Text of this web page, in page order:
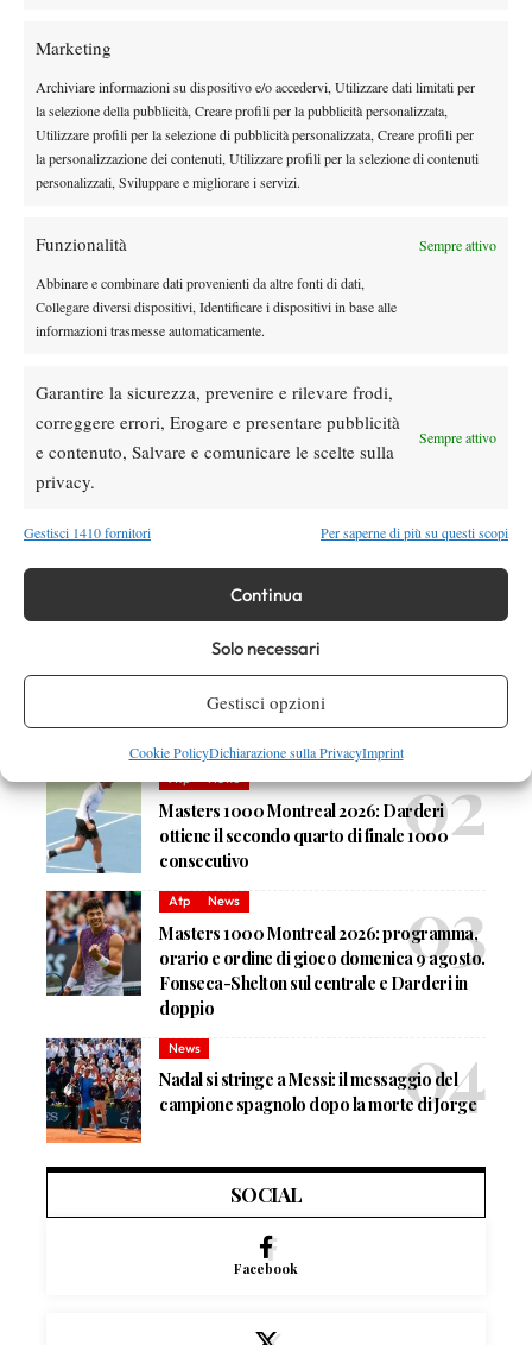
Marketing
Archiviare informazioni su dispositivo e/o accedervi, Utilizzare dati limitati per
la selezione della pubblicità, Creare profili per la pubblicità personalizzata,
Utilizzare profili per la selezione di pubblicità personalizzata, Creare profili per
la personalizzazione dei contenuti, Utilizzare profili per la selezione di contenuti
personalizzati, Sviluppare e migliorare i servizi.
Funzionalità Sempre attivo
Abbinare e combinare dati provenienti da altre fonti di dati,
Collegare diversi dispositivi, Identificare i dispositivi in base alle
informazioni trasmesse automaticamente.
Garantire la sicurezza, prevenire e rilevare frodi,
correggere errori, Erogare e presentare pubblicità
e contenuto, Salvare e comunicare le scelte sulla
privacy.
Sempre attivo
Gestisci 1410 fornitori Per saperne di più su questi scopi
Continua
Solo necessari
Gestisci opzioni
Cookie PolicyDichiarazione sulla PrivacyImprint
Sporting Club di Grugliasco (Torino), arrivando ai quarti di finale
Brando è stato uno dei primi in Italia ad affacciarsi alla
disciplina, molto popolare in alcuni Paesi e in crescita anche nel
nostro a partire dal 2022. “Ci stiamo spendendo in molti – spiega
– per fare in modo che sempre più persone con amputazioni, ma
In Italia i tornei sono ancora pochi, ma il numero di giocatori è in
aumento. L’obiettivo è creare un vero e proprio circuito di Para
Standing tennis, in attesa del riconoscimento internazionale da
parte dell’ITF”.
TAGGED:Active Sport
DI TENDENZA
News
Rinderknech interrotta, slittano anche
Atp News
Masters 1000 Montreal 2026: Darderi
ottiene il secondo quarto di finale 1000
consecutivo
Atp News
Masters 1000 Montreal 2026: programma,
orario e ordine di gioco domenica 9 agosto.
Fonseca-Shelton sul centrale e Darderi in
doppio
News
Nadal si stringe a Messi: il messaggio del
campione spagnolo dopo la morte di Jorge
SOCIAL
Facebook